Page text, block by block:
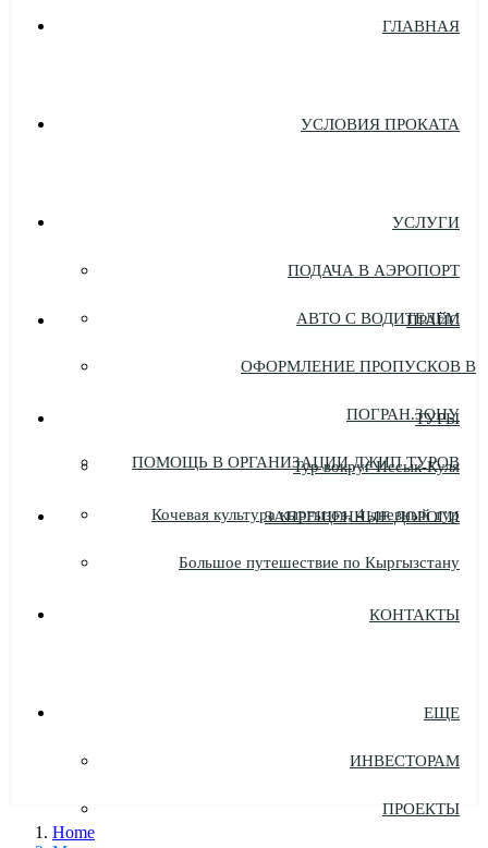
ГЛАВНАЯ
УСЛОВИЯ ПРОКАТА
УСЛУГИ
ПОДАЧА В АЭРОПОРТ
АВТО С ВОДИТЕЛЕМ
ОФОРМЛЕНИЕ ПРОПУСКОВ В
ПОГРАН.ЗОНУ
ПОМОЩЬ В ОРГАНИЗАЦИИ ДЖИП ТУРОВ
ПРАЙС
ТУРЫ
Тур вокруг Иссык-Куля
Кочевая культура кыргызов, 4 дневный тур
Большое путешествие по Кыргызстану
ЗАПРЕЩЕННЫЕ ДОРОГИ
КОНТАКТЫ
ЕЩЕ
ИНВЕСТОРАМ
ПРОЕКТЫ
Home